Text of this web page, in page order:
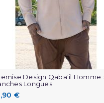
Design Qaba'il Homme :
Longues
€